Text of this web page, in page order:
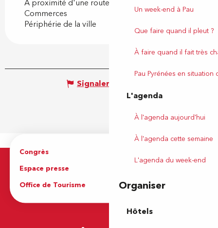
Un week-end à Pau
Que faire quand il pleut ?
À faire quand il fait très
Pau Pyrénées en situation
L'agenda
À l'agenda aujourd'hui
À l'agenda cette semaine
L'agenda du week-end
Organiser
Hôtels
A proximité d'une route nationale
Commerces
Périphérie de la ville
Signaler une erreur
Congrès
Espace presse
Office de Tourisme